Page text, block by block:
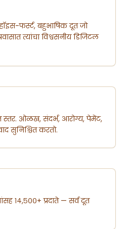
फर्स्ट, बहुभाषिक दूत जो
त्यांचा विश्वसनीय डिजिटल
स्तर. ओळख, संदर्भ, आरोग्य, पेमेंट,
सुनिश्चित करतो.
१४,५००+ प्रदाते — सर्व दूत